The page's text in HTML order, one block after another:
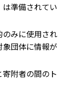
準備されてい
みに使用され
団体に情報が
附者の間のト